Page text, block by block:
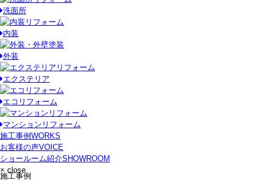
洗面所
内装
外装
エクステリア
エコリフォーム
マンションリフォーム
施工事例 WORKS
お客様の声VOICE
ショールーム紹介SHOWROOM
× close
施工事例